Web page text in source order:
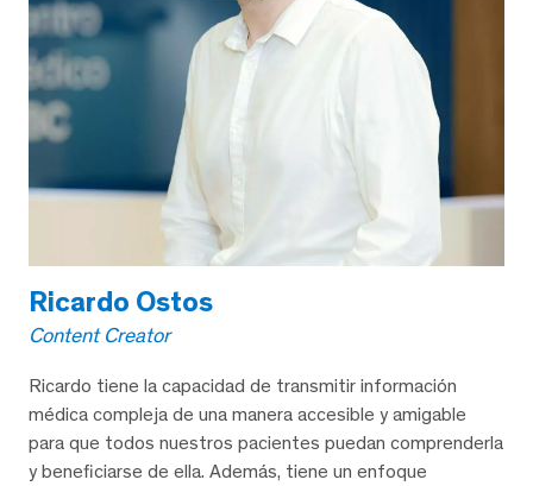
Ricardo Ostos
Content Creator
Ricardo tiene la capacidad de transmitir información
médica compleja de una manera accesible y amigable
para que todos nuestros pacientes puedan comprenderla
y beneficiarse de ella. Además, tiene un enfoque